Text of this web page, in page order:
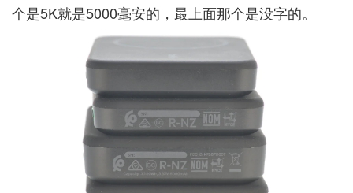
个是5K就是5000毫安的，最上面那个是没字的。